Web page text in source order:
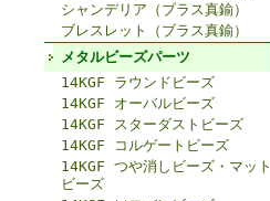
シャンデリア（ブラス真鍮）
ブレスレット（ブラス真鍮）
メタルビーズパーツ
14KGF ラウンドビーズ
14KGF オーバルビーズ
14KGF スターダストビーズ
14KGF コルゲートビーズ
14KGF つや消しビーズ・マット
ビーズ